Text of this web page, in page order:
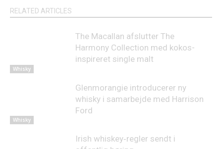
RELATED ARTICLES
Whisky
The Macallan afslutter The
Harmony Collection med kokos-
inspireret single malt
Whisky
Glenmorangie introducerer ny
whisky i samarbejde med Harrison
Ford
Irish whiskey‑regler sendt i